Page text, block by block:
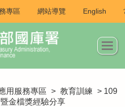
專區 網站導覽 English
用服務專區 > 教育訓練 > 109
金檔獎經驗分享